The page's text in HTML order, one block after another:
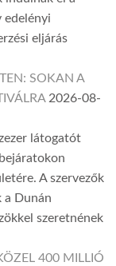
edelényi
eljárás
SOKAN A
2026-08-
látogatót
A szervezők
a Dunán
szeretnének
400 MILLIÓ